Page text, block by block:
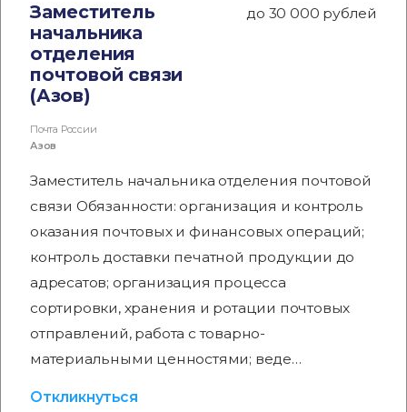
Заместитель
начальника
отделения
почтовой связи
(Азов)
до 30 000 рублей
Почта России
Азов
Заместитель начальника отделения почтовой
связи Обязанности: организация и контроль
оказания почтовых и финансовых операций;
контроль доставки печатной продукции до
адресатов; организация процесса
сортировки, хранения и ротации почтовых
отправлений, работа с товарно-
материальными ценностями; веде…
Откликнуться